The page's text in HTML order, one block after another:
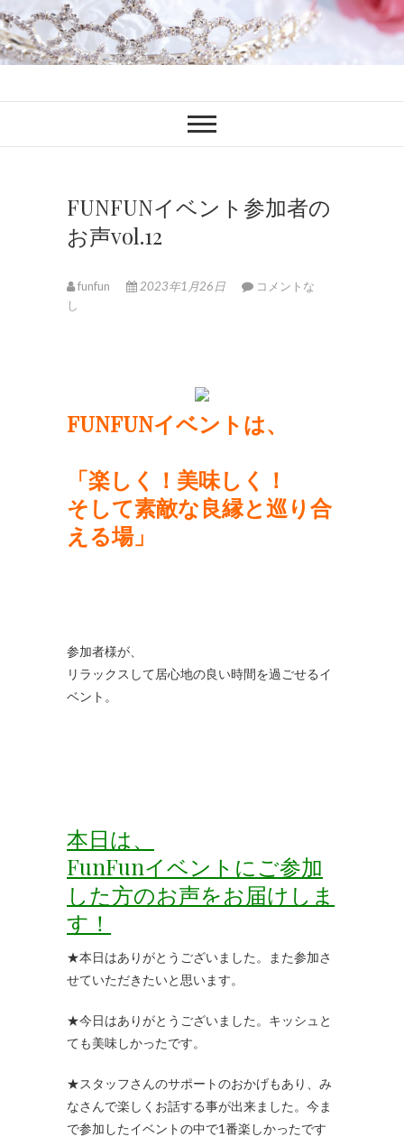
ファンブロ
FUNFUNイベント参加者の
お声vol.12
funfun 2023年1月26日
コメントな
し
FUNFUNイベントは、
「楽しく！美味しく！
そして素敵な良縁と巡り合
える場」
参加者様が、
リラックスして居心地の良い時間を過ごせるイ
ベント。
本日は、
FunFunイベントにご参加
した方のお声をお届けしま
す！
★本日はありがとうございました。また参加さ
せていただきたいと思います。
★今日はありがとうございました。キッシュと
ても美味しかったです。
★スタッフさんのサポートのおかげもあり、み
なさんで楽しくお話する事が出来ました。今ま
で参加したイベントの中で1番楽しかったです